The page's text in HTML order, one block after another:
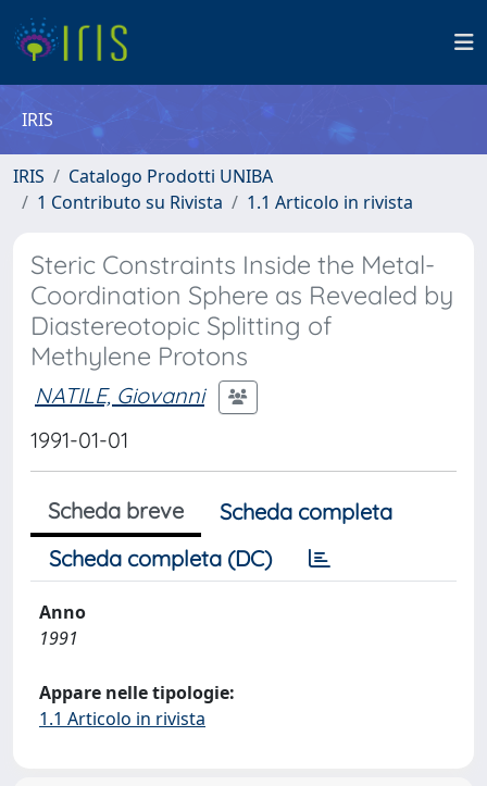
IRIS
IRIS
Catalogo Prodotti UNIBA
1 Contributo su Rivista
1.1 Articolo in rivista
Steric Constraints Inside the Metal-
Coordination Sphere as Revealed by
Diastereotopic Splitting of
Methylene Protons
NATILE, Giovanni
1991-01-01
Scheda breve
Scheda completa
Scheda completa (DC)
Anno
1991
Appare nelle tipologie:
1.1 Articolo in rivista